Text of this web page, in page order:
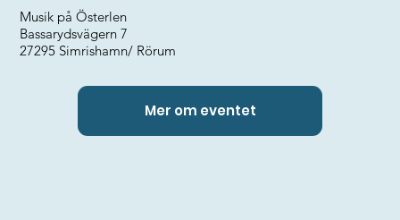
Musik på Österlen
Bassarydsvägern 7
27295 Simrishamn/ Rörum
Mer om eventet